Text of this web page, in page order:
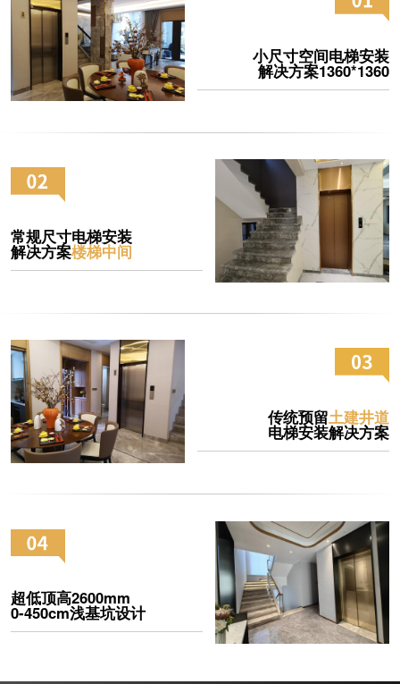
小尺寸空间电梯安装
解决方案1360*1360
常规尺寸电梯安装
解决方案楼梯中间
传统预留土建井道
电梯安装解决方案
超低顶高2600mm
0-450cm浅基坑设计